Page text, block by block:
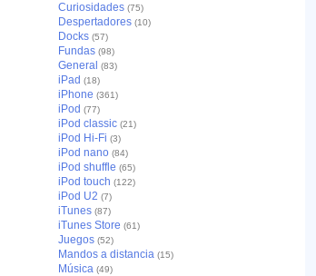
Curiosidades (75)
Despertadores (10)
Docks (57)
Fundas (98)
General (83)
iPad (18)
iPhone (361)
iPod (77)
iPod classic (21)
iPod Hi-Fi (3)
iPod nano (84)
iPod shuffle (65)
iPod touch (122)
iPod U2 (7)
iTunes (87)
iTunes Store (61)
Juegos (52)
Mandos a distancia (15)
Música (49)